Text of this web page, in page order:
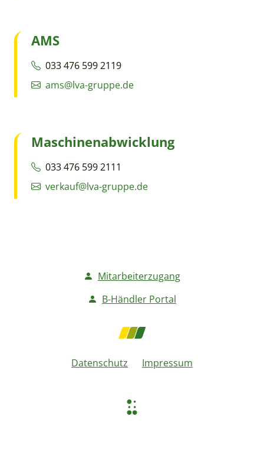
AMS
033 476 599 2119
ams@lva-gruppe.de
Maschinenabwicklung
033 476 599 2111
verkauf@lva-gruppe.de
Mitarbeiterzugang
B-Händler Portal
Datenschutz Impressum